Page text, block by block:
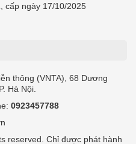
cấp ngày 17/10/2025
thông (VNTA), 68 Dương
Hà Nội.
0923457788
reserved. Chỉ được phát hành